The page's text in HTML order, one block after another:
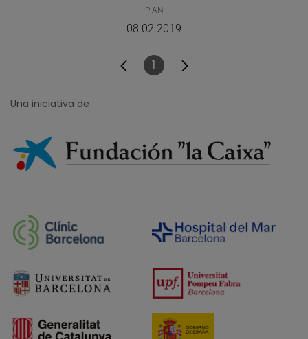
PIAN
08.02.2019
Página
1
Una iniciativa de